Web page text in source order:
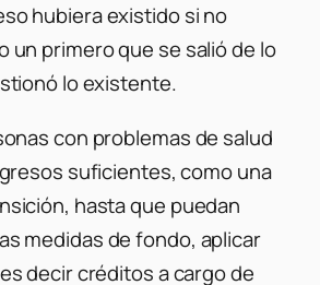
hubiera existido si no
un primero que se salió de lo
lo existente.
con problemas de salud
suficientes, como una
hasta que puedan
medidas de fondo, aplicar
decir créditos a cargo de